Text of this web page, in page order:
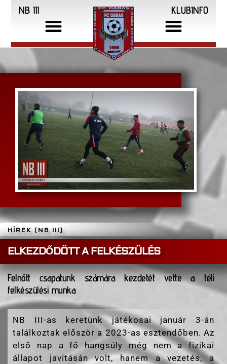
NB III KLUBINFO
HÍREK (NB III)
ELKEZDŐDÖTT A FELKÉSZÜLÉS
Felnőtt csapatunk számára kezdetét vette a téli
felkészülési munka
NB III-as keretünk játékosai január 3-án
találkoztak először a 2023-as esztendőben. Az
első nap a fő hangsúly még nem a fizikai
állapot javításán volt, hanem a vezetés, a